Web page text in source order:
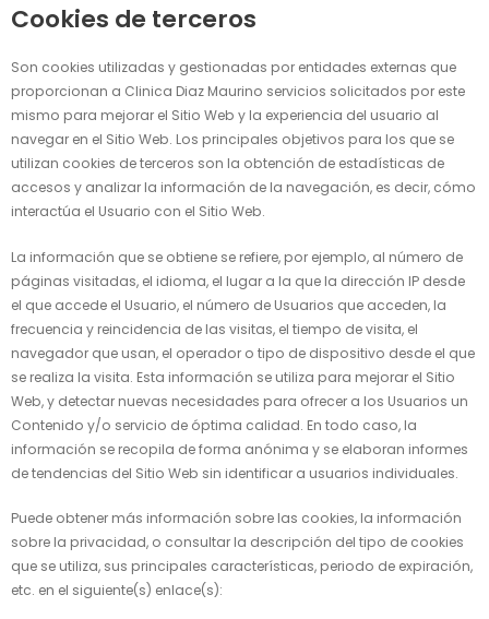
Cookies de terceros
Son cookies utilizadas y gestionadas por entidades externas que
proporcionan a Clinica Diaz Maurino servicios solicitados por este
mismo para mejorar el Sitio Web y la experiencia del usuario al
navegar en el Sitio Web. Los principales objetivos para los que se
utilizan cookies de terceros son la obtención de estadísticas de
accesos y analizar la información de la navegación, es decir, cómo
interactúa el Usuario con el Sitio Web.
La información que se obtiene se refiere, por ejemplo, al número de
páginas visitadas, el idioma, el lugar a la que la dirección IP desde
el que accede el Usuario, el número de Usuarios que acceden, la
frecuencia y reincidencia de las visitas, el tiempo de visita, el
navegador que usan, el operador o tipo de dispositivo desde el que
se realiza la visita. Esta información se utiliza para mejorar el Sitio
Web, y detectar nuevas necesidades para ofrecer a los Usuarios un
Contenido y/o servicio de óptima calidad. En todo caso, la
información se recopila de forma anónima y se elaboran informes
de tendencias del Sitio Web sin identificar a usuarios individuales.
Puede obtener más información sobre las cookies, la información
sobre la privacidad, o consultar la descripción del tipo de cookies
que se utiliza, sus principales características, periodo de expiración,
etc. en el siguiente(s) enlace(s):